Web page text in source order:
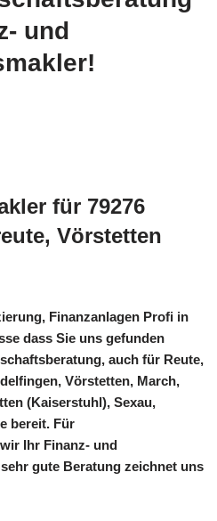
und
für 79276
Vörstetten
Finanzanlagen Profi in
dass Sie uns gefunden
auch für Reute,
Vörstetten, March,
(Kaiserstuhl), Sexau,
bereit. Für
Ihr Finanz- und
gute Beratung zeichnet uns